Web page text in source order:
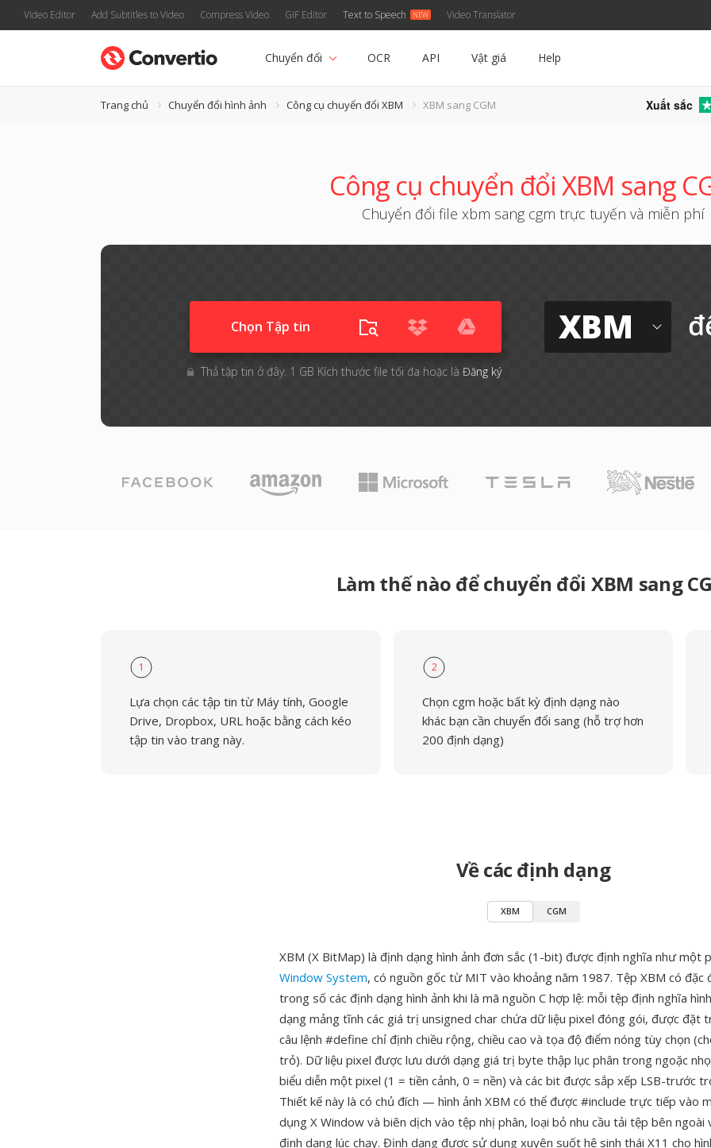
Video Editor Add Subtitles to Video Compress Video GIF Editor Text to Speech Video Translator
Chuyển đổi OCR API Vật giá Help
Trang chủ Chuyển đổi hình ảnh Công cụ chuyển đổi XBM XBM sang CGM Xuất sắc
Công cụ chuyển đổi XBM sang
Chuyển đổi file xbm sang cgm trực tuyến và miễn phí
Chọn Tập tin
Thả tập tin ở đây. 1 GB Kích thước file tối đa hoặc là Đăng ký
XBM
Làm thế nào để chuyển đổi XBM sang
1
Lựa chọn các tập tin từ Máy tính, Google
Drive, Dropbox, URL hoặc bằng cách kéo
tập tin vào trang này.
2
Chọn cgm hoặc bất kỳ định dạng nào
khác bạn cần chuyển đổi sang (hỗ trợ hơn
200 định dạng)
Về các định dạng
XBM CGM
XBM (X BitMap) là định dạng hình ảnh đơn sắc (1-bit) được định nghĩa như một
Window System, có nguồn gốc từ MIT vào khoảng năm 1987. Tệp XBM có đặc
trong số các định dạng hình ảnh khi là mã nguồn C hợp lệ: mỗi tệp định nghĩa
dạng mảng tĩnh các giá trị unsigned char chứa dữ liệu pixel đóng gói, được đặt
câu lệnh #define chỉ định chiều rộng, chiều cao và tọa độ điểm nóng tùy chọn
trỏ). Dữ liệu pixel được lưu dưới dạng giá trị byte thập lục phân trong ngoặc
biểu diễn một pixel (1 = tiền cảnh, 0 = nền) và các bit được sắp xếp LSB-trước
Thiết kế này là có chủ đích — hình ảnh XBM có thể được #include trực tiếp vào
dụng X Window và biên dịch vào tệp nhị phân, loại bỏ nhu cầu tải tệp bên ngoài
định dạng lúc chạy. Định dạng được sử dụng xuyên suốt hệ sinh thái X11 cho